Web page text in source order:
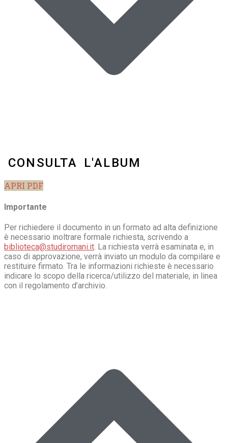
CONSULTA L'ALBUM
APRI PDF
Importante
Per richiedere il documento in un formato ad alta definizione
è necessario inoltrare formale richiesta, scrivendo a
biblioteca@studiromani.it. La richiesta verrà esaminata e, in
caso di approvazione, verrà inviato un modulo da compilare e
restituire firmato. Tra le informazioni richieste è necessario
indicare lo scopo della ricerca/utilizzo del materiale, in linea
con il regolamento d’archivio.